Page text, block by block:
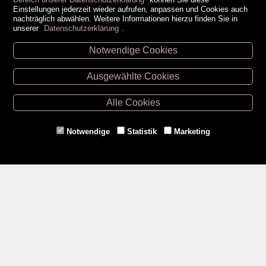
Unsere Öffnungszeiten
Retz -02942/20433
Hollabrunn -02952/30057
Eggenburg -02984/3836
Gmünd -
Einstellungen jederzeit wieder aufrufen, anpassen und Cookies auch
nachträglich abwählen. Weitere Informationen hierzu finden Sie in
unserer Datenschutzerklärung
Notwendige Cookies
Ausgewählte Cookies
Alle Cookies
Notwendige Statistik Marketing